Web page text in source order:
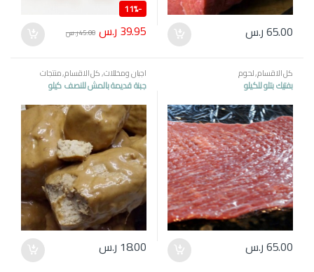
65.00ر.س
-
11%
39.95 ر.س 45.00ر.س
كل الاقسام,لحوم
بفتيك بتلو للكيلو
65.00ر.س
اجبان ومخللات,كل الاقسام,منتجات
مصرية
جبنة قديمة بالمش للنصف كيلو
18.00 ر.س